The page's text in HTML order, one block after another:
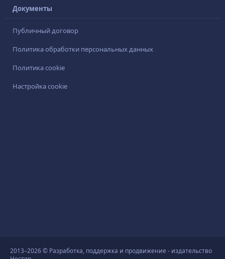
Документы
Публичный договор
Политика обработки персональных данных
Политика cookie
Настройка cookie
2013–2026 © Разработка, поддержка и продвижение - издательство